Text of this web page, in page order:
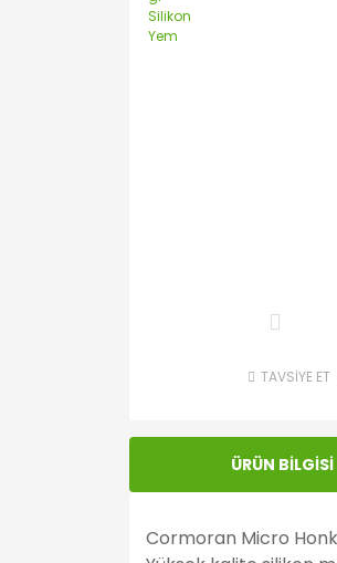
TAVSİYE ET
ÜRÜN BİLGİSİ
Cormoran Micro